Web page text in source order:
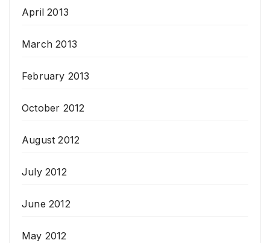
April 2013
March 2013
February 2013
October 2012
August 2012
July 2012
June 2012
May 2012